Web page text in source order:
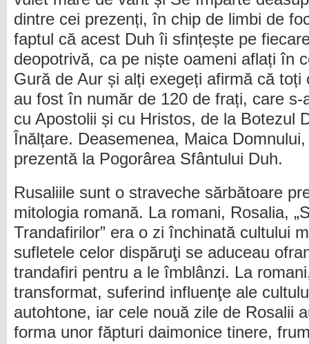
dintre cei prezenți, în chip de limbi de
faptul că acest Duh îi sfințește pe
deopotrivă, ca pe niște oameni aflați în
Gură de Aur și alți exegeți afirmă că toți
au fost în număr de 120 de frați, care
cu Apostolii și cu Hristos, de la Botezul
Înălțare. Deasemenea, Maica
prezentă la Pogorârea Sfântului Duh.
Rusaliile sunt o straveche sărbătoare
mitologia romană. La romani, Rosalia,
Trandafirilor” era o zi închinată cultului
sufletele celor dispăruţi se aduceau
trandafiri pentru a le îmblânzi. La
transformat, suferind influenţe ale
autohtone, iar cele nouă zile de Rosalii
forma unor făpturi daimonice tinere,